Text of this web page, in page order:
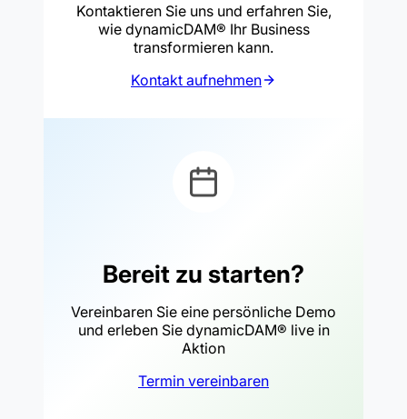
Kontaktieren Sie uns und erfahren Sie,
wie dynamicDAM® Ihr Business
transformieren kann.
Kontakt aufnehmen
Bereit zu starten?
Vereinbaren Sie eine persönliche Demo
und erleben Sie dynamicDAM® live in
Aktion
Termin vereinbaren